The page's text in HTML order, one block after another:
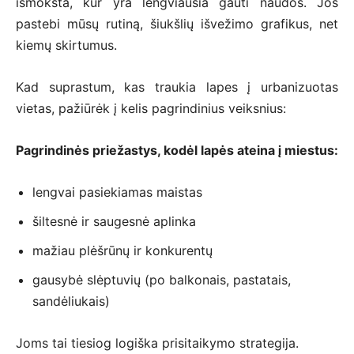
pastebi mūsų rutiną, šiukšlių išvežimo grafikus, net
kiemų skirtumus.
Kad suprastum, kas traukia lapes į urbanizuotas
vietas, pažiūrėk į kelis pagrindinius veiksnius:
Pagrindinės priežastys, kodėl lapės ateina į miestus:
lengvai pasiekiamas maistas
šiltesnė ir saugesnė aplinka
mažiau plėšrūnų ir konkurentų
gausybė slėptuvių (po balkonais, pastatais,
sandėliukais)
Joms tai tiesiog logiška prisitaikymo strategija.